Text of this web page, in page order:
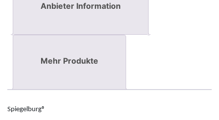
Anbieter Information
Mehr Produkte
Spiegelburg®